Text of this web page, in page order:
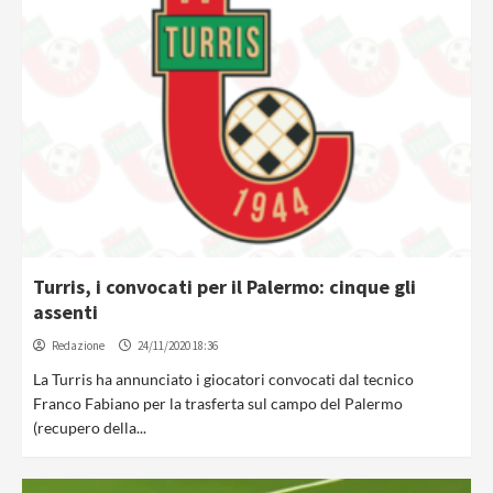
Turris, i convocati per il Palermo: cinque gli
assenti
Redazione 24/11/2020 18:36
La Turris ha annunciato i giocatori convocati dal tecnico
Franco Fabiano per la trasferta sul campo del Palermo
(recupero della...